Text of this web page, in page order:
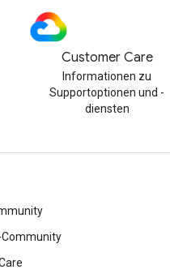
Customer Care
Informationen zu
Supportoptionen und -
diensten